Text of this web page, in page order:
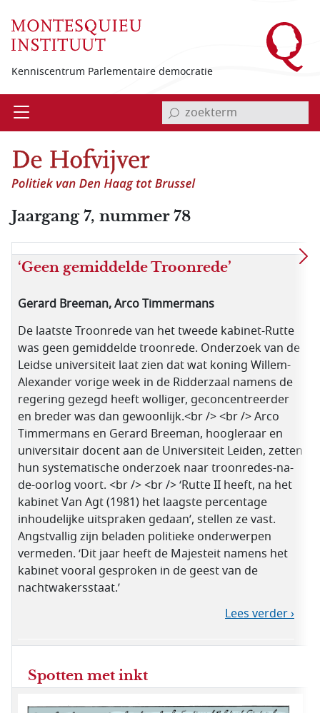
Kenniscentrum Parlementaire democratie
Open invoerveld zoekterm
Jaargang 7, nummer 78
‘Geen gemiddelde Troonrede’
Gerard Breeman, Arco Timmermans
De laatste Troonrede van het tweede kabinet-Rutte
was geen gemiddelde troonrede. Onderzoek van de
Leidse universiteit laat zien dat wat koning Willem-
Alexander vorige week in de Ridderzaal namens de
regering gezegd heeft wolliger, geconcentreerder
en breder was dan gewoonlijk.<br /> <br /> Arco
Timmermans en Gerard Breeman, hoogleraar en
universitair docent aan de Universiteit Leiden, zetten
hun systematische onderzoek naar troonredes-na-
de-oorlog voort. <br /> <br /> ‘Rutte II heeft, na het
kabinet Van Agt (1981) het laagste percentage
inhoudelijke uitspraken gedaan’, stellen ze vast.
Angstvallig zijn beladen politieke onderwerpen
vermeden. ‘Dit jaar heeft de Majesteit namens het
kabinet vooral gesproken in de geest van de
nachtwakersstaat.’
Lees verder ›
Spotten met inkt